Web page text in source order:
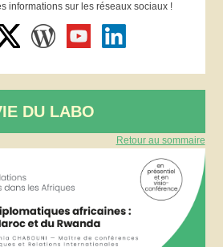
informations sur les réseaux sociaux !
DU LABO
Retour au sommaire